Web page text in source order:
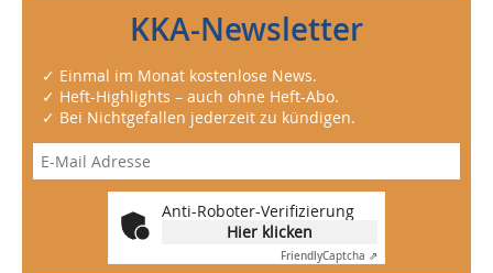
KKA-Newsletter
✓ Einmal im Monat kostenlose News.
✓ Heft-Highlights – auch ohne Heft-Abo.
✓ Bei Nichtgefallen jederzeit zu kündigen.
Anti-Roboter-Verifizierung
Hier klicken
FriendlyCaptcha ⇗